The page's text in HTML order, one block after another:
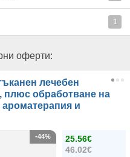
1
оферти:
лечебен
плюс обработване на
ароматерапия и
25.56€
46.02€
-44%